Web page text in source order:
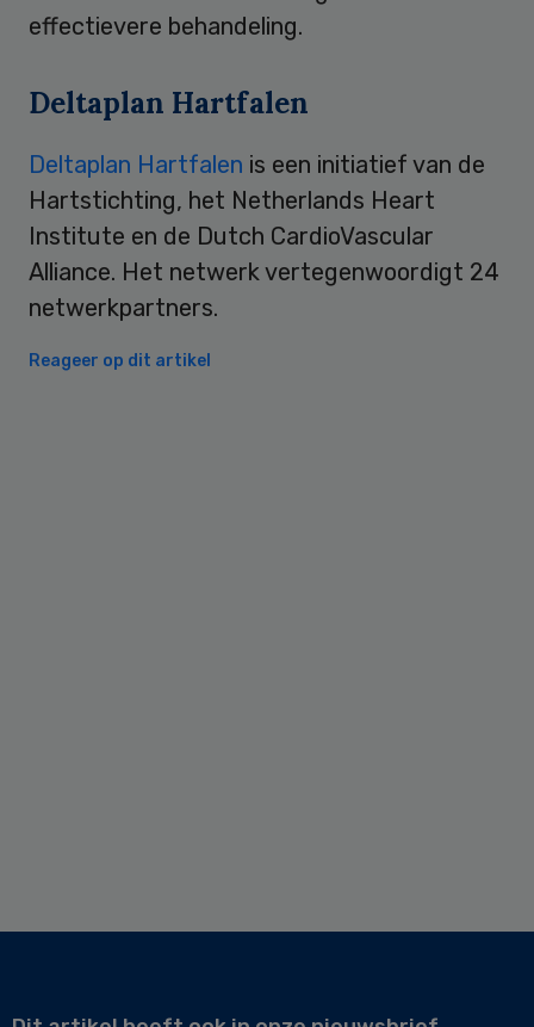
effectievere behandeling.
Deltaplan Hartfalen
Deltaplan Hartfalen is een initiatief van de
Hartstichting, het Netherlands Heart
Institute en de Dutch CardioVascular
Alliance. Het netwerk vertegenwoordigt 24
netwerkpartners.
Reageer op dit artikel